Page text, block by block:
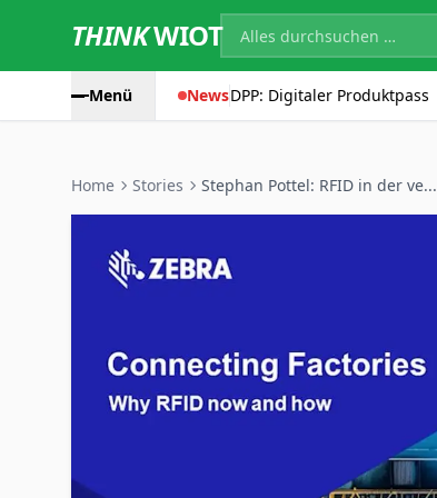
THINKWIOT
Menü NewsDPP: Digitaler Produktpass
Home Stories Stephan Pottel: RFID in der ve...